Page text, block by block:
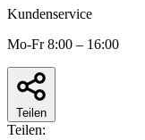
Kundenservice
Mo-Fr 8:00 – 16:00
Teilen
Teilen: